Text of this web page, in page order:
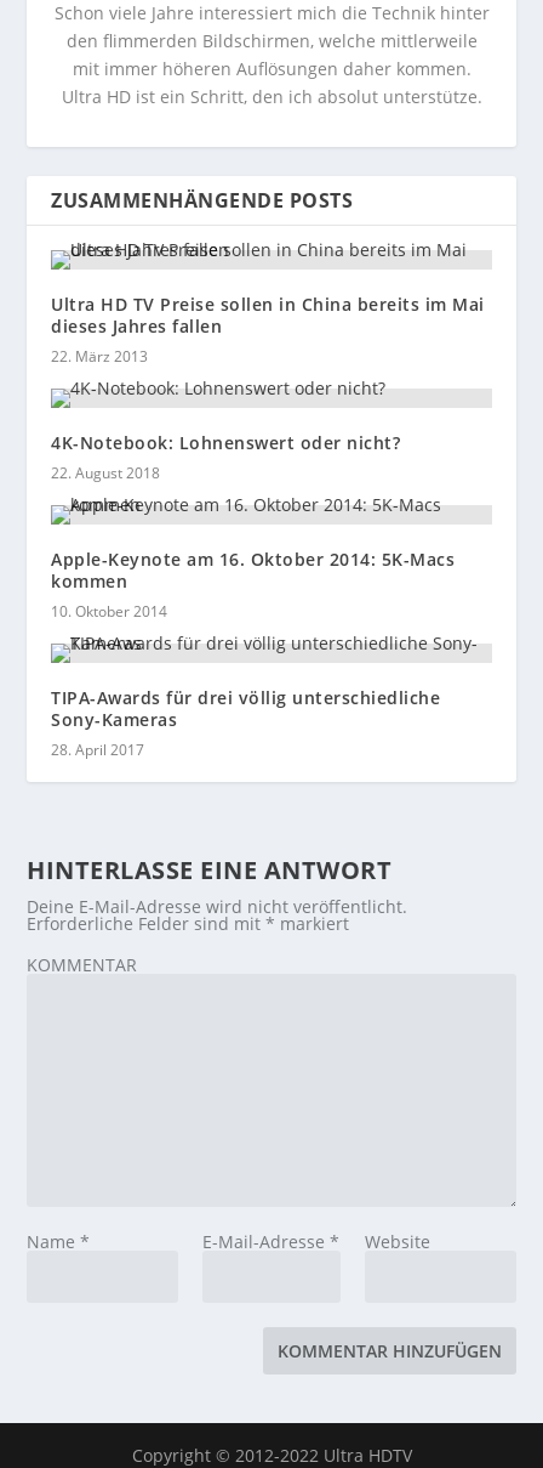
Schon viele Jahre interessiert mich die Technik hinter
den flimmerden Bildschirmen, welche mittlerweile
mit immer höheren Auflösungen daher kommen.
Ultra HD ist ein Schritt, den ich absolut unterstütze.
ZUSAMMENHÄNGENDE POSTS
Ultra HD TV Preise sollen in China bereits im Mai
dieses Jahres fallen
22. März 2013
4K-Notebook: Lohnenswert oder nicht?
22. August 2018
Apple-Keynote am 16. Oktober 2014: 5K-Macs
kommen
10. Oktober 2014
TIPA-Awards für drei völlig unterschiedliche
Sony-Kameras
28. April 2017
HINTERLASSE EINE ANTWORT
Deine E-Mail-Adresse wird nicht veröffentlicht.
Erforderliche Felder sind mit* markiert
KOMMENTAR
Name* E-Mail-Adresse * Website
Copyright © 2012-2022 Ultra HDTV